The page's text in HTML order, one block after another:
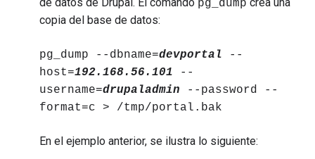
pg_dump
copia del base de datos:
pg_dump --dbname=devportal --
host=192.168.56.101 --
username=drupaladmin --password --
format=c > /tmp/portal.bak
En el ejemplo anterior, se ilustra lo siguiente: